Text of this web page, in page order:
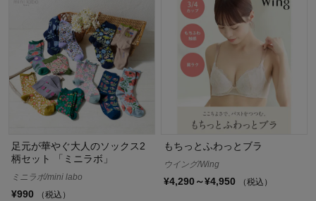
足元が華やぐ大人のソックス2
柄セット 「ミニラボ」
ミニラボ/mini labo
¥990
（税込）
もちっとふわっとブラ
ウイング/Wing
¥4,290～¥4,950 （税込）